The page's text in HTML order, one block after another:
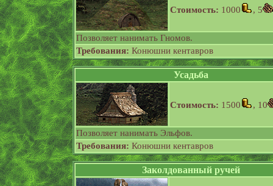
Стоимость: 1000 , 5
Позволяет нанимать Гномов.
Требования: Конюшни кентавров
Усадьба
Стоимость: 1500 , 10
Позволяет нанимать Эльфов.
Требования: Конюшни кентавров
Заколдованный ручей